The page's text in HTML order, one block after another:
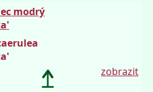
modrý
zobrazit